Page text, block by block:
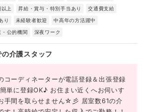
上 昇給・賞与・特別手当あり
交通費支給
り 未経験者歓迎
中高年の方活躍中
・公的機関 深夜ワーク
介護スタッフ
コーディネーターが電話登録＆出張登録
単に登録OK♪ お住まい近くへお伺いす
手間を取らせません☆彡 居室数61の介